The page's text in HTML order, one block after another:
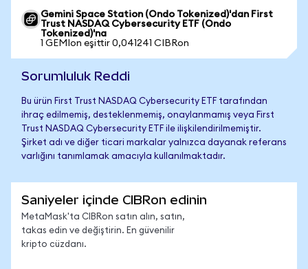
Gemini Space Station (Ondo Tokenized)'dan First
Trust NASDAQ Cybersecurity ETF (Ondo
Tokenized)'na
1 GEMIon eşittir 0,041241 CIBRon
Sorumluluk Reddi
Bu ürün First Trust NASDAQ Cybersecurity ETF tarafından
ihraç edilmemiş, desteklenmemiş, onaylanmamış veya First
Trust NASDAQ Cybersecurity ETF ile ilişkilendirilmemiştir.
Şirket adı ve diğer ticari markalar yalnızca dayanak referans
varlığını tanımlamak amacıyla kullanılmaktadır.
Saniyeler içinde CIBRon edinin
MetaMask'ta CIBRon satın alın, satın,
takas edin ve değiştirin. En güvenilir
kripto cüzdanı.